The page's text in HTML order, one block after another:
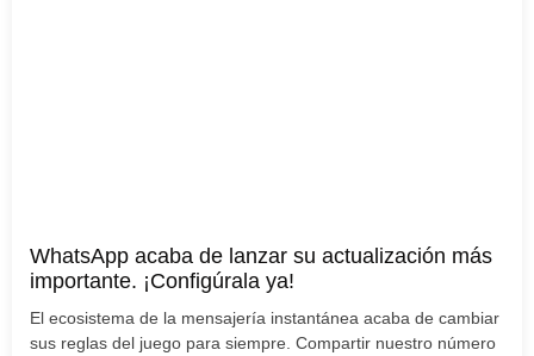
WhatsApp acaba de lanzar su actualización más
importante. ¡Configúrala ya!
El ecosistema de la mensajería instantánea acaba de cambiar
sus reglas del juego para siempre. Compartir nuestro número